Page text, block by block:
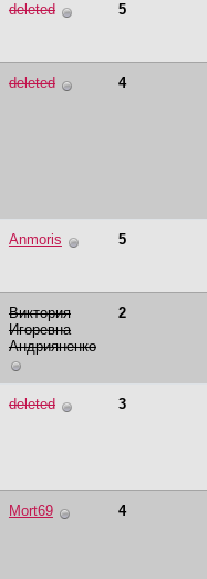
deleted 5
deleted 4
Anmoris 5
Виктория
Игоревна
Андрияненко
2
deleted 3
Mort69 4